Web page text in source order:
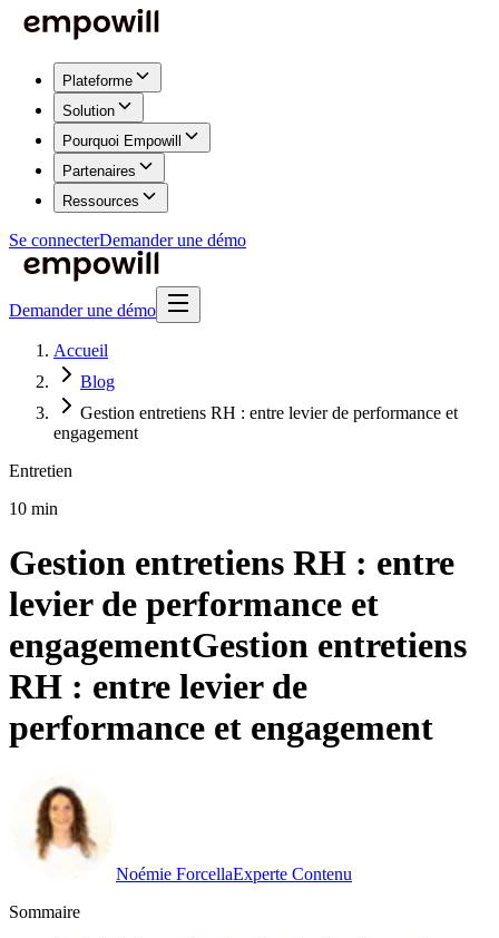
Plateforme
Solution
Pourquoi Empowill
Partenaires
Ressources
Se connecterDemander une démo
Demander une démo
Accueil
Blog
Gestion entretiens RH : entre levier de performance et
engagement
Entretien
10 min
Gestion entretiens RH : entre
levier de performance et
engagementGestion entretiens
RH : entre levier de
performance et engagement
Noémie ForcellaExperte Contenu
Sommaire